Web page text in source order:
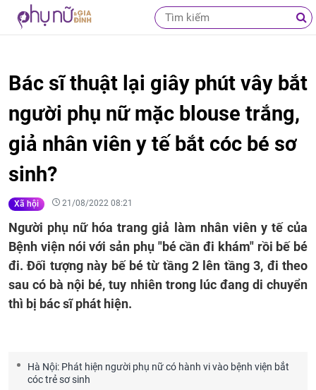
Bác sĩ thuật lại giây phút vây bắt
người phụ nữ mặc blouse trắng,
giả nhân viên y tế bắt cóc bé sơ
sinh?
Xã hội 21/08/2022 08:21
Người phụ nữ hóa trang giả làm nhân viên y tế của
Bệnh viện nói với sản phụ "bé cần đi khám" rồi bế bé
đi. Đối tượng này bế bé từ tầng 2 lên tầng 3, đi theo
sau có bà nội bé, tuy nhiên trong lúc đang di chuyển
thì bị bác sĩ phát hiện.
Hà Nội: Phát hiện người phụ nữ có hành vi vào bệnh viện bắt
cóc trẻ sơ sinh